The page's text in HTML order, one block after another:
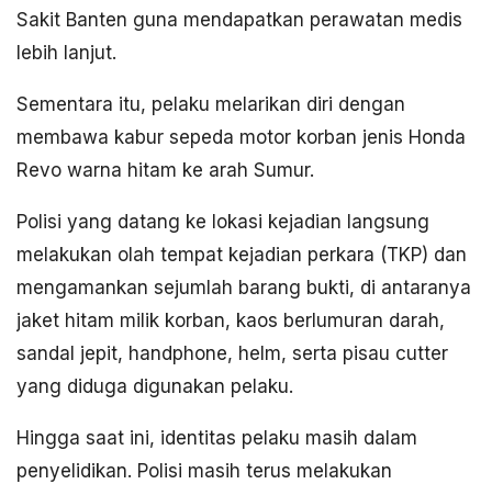
Sakit Banten guna mendapatkan perawatan medis
lebih lanjut.
Sementara itu, pelaku melarikan diri dengan
membawa kabur sepeda motor korban jenis Honda
Revo warna hitam ke arah Sumur.
Polisi yang datang ke lokasi kejadian langsung
melakukan olah tempat kejadian perkara (TKP) dan
mengamankan sejumlah barang bukti, di antaranya
jaket hitam milik korban, kaos berlumuran darah,
sandal jepit, handphone, helm, serta pisau cutter
yang diduga digunakan pelaku.
Hingga saat ini, identitas pelaku masih dalam
penyelidikan. Polisi masih terus melakukan